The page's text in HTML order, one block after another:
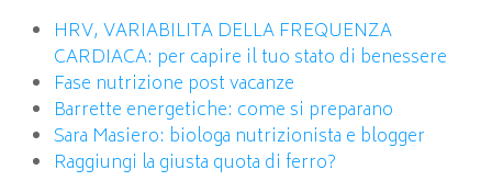
HRV, VARIABILITA DELLA FREQUENZA
CARDIACA: per capire il tuo stato di benessere
Fase nutrizione post vacanze
Barrette energetiche: come si preparano
Sara Masiero: biologa nutrizionista e blogger
Raggiungi la giusta quota di ferro?